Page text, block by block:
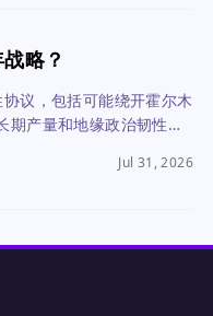
略？
议，包括可能绕开霍尔木
期产量和地缘政治韧性，
Jul 31, 2026